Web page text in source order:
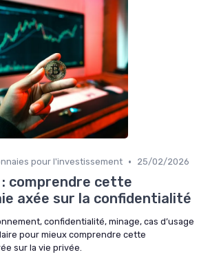
pour l'investissement • 25/02/2026
comprendre cette
axée sur la confidentialité
confidentialité, minage, cas d’usage
pour mieux comprendre cette
sur la vie privée.